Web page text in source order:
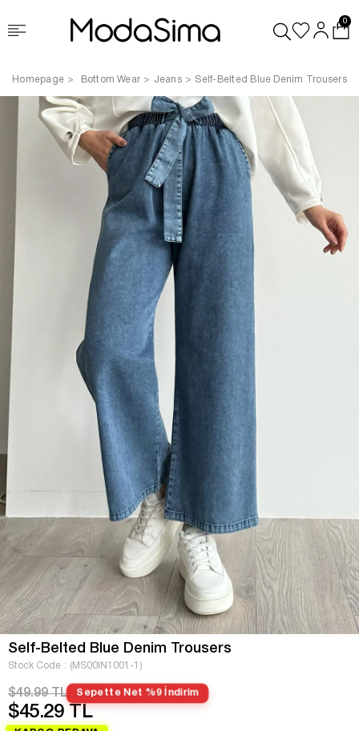
0
Homepage Bottom Wear Jeans Self-Belted Blue Denim Trousers
Self-Belted Blue Denim Trousers
Stock Code (MS00IN1001-1)
$49.99 TL Sepette Net %9 İndirim
$45.29 TL